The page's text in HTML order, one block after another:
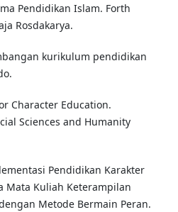
Pendidikan Islam. Forth
Rosdakarya.
kurikulum pendidikan
Character Education.
Sciences and Humanity
Pendidikan Karakter
Mata Kuliah Keterampilan
Metode Bermain Peran.